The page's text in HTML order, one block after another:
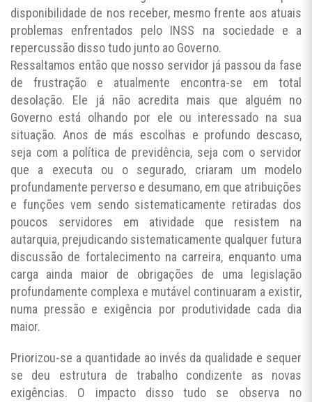
disponibilidade de nos receber, mesmo frente aos atuais
problemas enfrentados pelo INSS na sociedade e a
repercussão disso tudo junto ao Governo.
Ressaltamos então que nosso servidor já passou da fase
de frustração e atualmente encontra-se em total
desolação. Ele já não acredita mais que alguém no
Governo está olhando por ele ou interessado na sua
situação. Anos de más escolhas e profundo descaso,
seja com a política de previdência, seja com o servidor
que a executa ou o segurado, criaram um modelo
profundamente perverso e desumano, em que atribuições
e funções vem sendo sistematicamente retiradas dos
poucos servidores em atividade que resistem na
autarquia, prejudicando sistematicamente qualquer futura
discussão de fortalecimento na carreira, enquanto uma
carga ainda maior de obrigações de uma legislação
profundamente complexa e mutável continuaram a existir,
numa pressão e exigência por produtividade cada dia
maior.
Priorizou-se a quantidade ao invés da qualidade e sequer
se deu estrutura de trabalho condizente as novas
exigências. O impacto disso tudo se observa no